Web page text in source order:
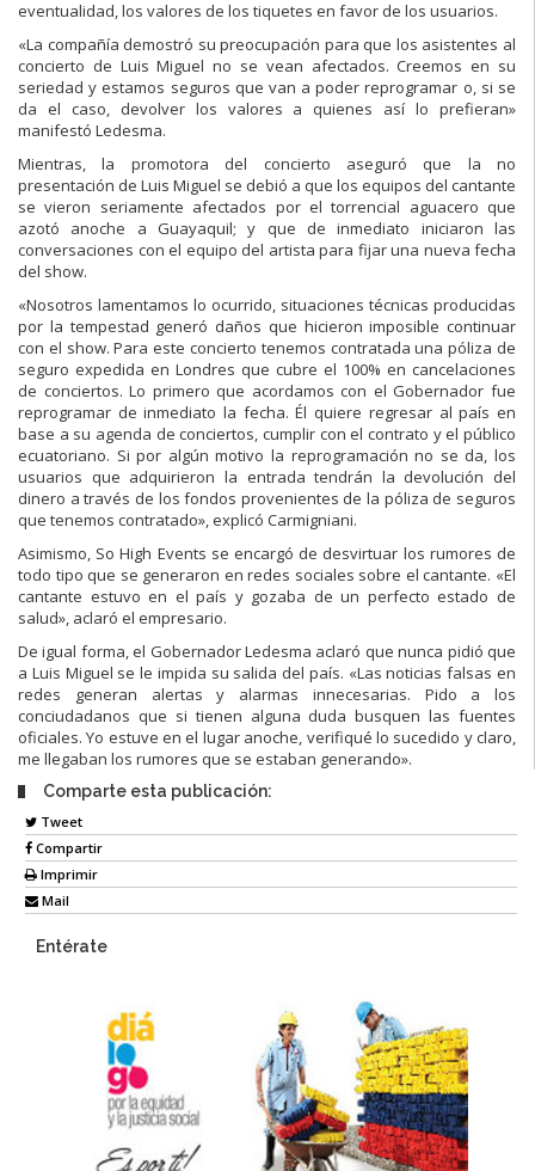
eventualidad, los valores de los tiquetes en favor de los usuarios.
«La compañía demostró su preocupación para que los asistentes al
concierto de Luis Miguel no se vean afectados. Creemos en su
seriedad y estamos seguros que van a poder reprogramar o, si se
da el caso, devolver los valores a quienes así lo prefieran»
manifestó Ledesma.
Mientras, la promotora del concierto aseguró que la no
presentación de Luis Miguel se debió a que los equipos del cantante
se vieron seriamente afectados por el torrencial aguacero que
azotó anoche a Guayaquil; y que de inmediato iniciaron las
conversaciones con el equipo del artista para fijar una nueva fecha
del show.
«Nosotros lamentamos lo ocurrido, situaciones técnicas producidas
por la tempestad generó daños que hicieron imposible continuar
con el show. Para este concierto tenemos contratada una póliza de
seguro expedida en Londres que cubre el 100% en cancelaciones
de conciertos. Lo primero que acordamos con el Gobernador fue
reprogramar de inmediato la fecha. Él quiere regresar al país en
base a su agenda de conciertos, cumplir con el contrato y el público
ecuatoriano. Si por algún motivo la reprogramación no se da, los
usuarios que adquirieron la entrada tendrán la devolución del
dinero a través de los fondos provenientes de la póliza de seguros
que tenemos contratado», explicó Carmigniani.
Asimismo, So High Events se encargó de desvirtuar los rumores de
todo tipo que se generaron en redes sociales sobre el cantante. «El
cantante estuvo en el país y gozaba de un perfecto estado de
salud», aclaró el empresario.
De igual forma, el Gobernador Ledesma aclaró que nunca pidió que
a Luis Miguel se le impida su salida del país. «Las noticias falsas en
redes generan alertas y alarmas innecesarias. Pido a los
conciudadanos que si tienen alguna duda busquen las fuentes
oficiales. Yo estuve en el lugar anoche, verifiqué lo sucedido y claro,
me llegaban los rumores que se estaban generando».
Comparte esta publicación:
Tweet
Compartir
Imprimir
Mail
Entérate